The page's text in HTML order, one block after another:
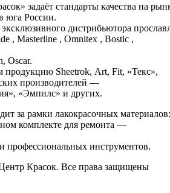
задаёт стандарты качества на
юга России.
дистрибьютора
, Masterline , Omnitex , Bostic ,
Oscar.
продукцию Sheetrok, Art, Fit, «Текс»,
производителей —
«Эмпилс» и других.
за рамки лакокрасочных
комплекте для ремонта —
профессиональных инструментов.
Красок. Все права защищены